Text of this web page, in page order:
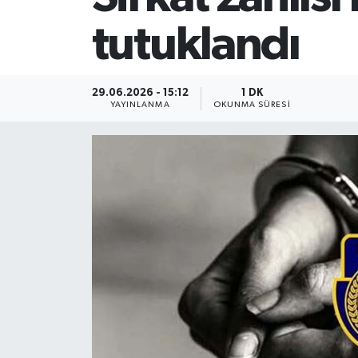
tutuklandı
29.06.2026 - 15:12
YAYINLANMA
1 DK
OKUNMA SÜRESI